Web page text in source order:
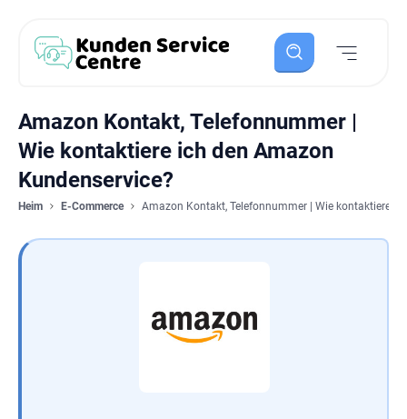
Amazon Kontakt, Telefonnummer |
Wie kontaktiere ich den Amazon
Kundenservice?
Heim E-Commerce Amazon Kontakt, Telefonnummer | Wie kontaktiere